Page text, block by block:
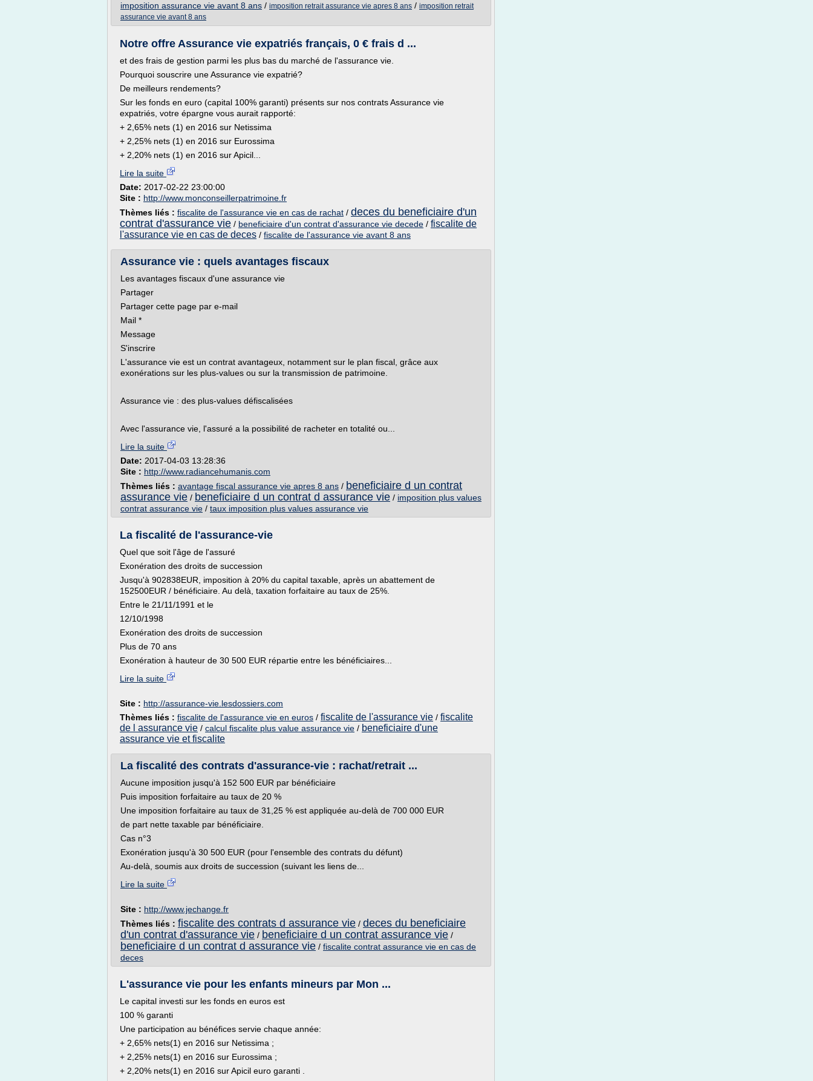
imposition assurance vie avant 8 ans / imposition retrait assurance vie apres 8 ans / imposition retrait
assurance vie avant 8 ans
Notre offre Assurance vie expatriés français, 0 € frais d ...
et des frais de gestion parmi les plus bas du marché de l'assurance vie.
Pourquoi souscrire une Assurance vie expatrié?
De meilleurs rendements?
Sur les fonds en euro (capital 100% garanti) présents sur nos contrats Assurance vie
expatriés, votre épargne vous aurait rapporté:
+ 2,65% nets (1) en 2016 sur Netissima
+ 2,25% nets (1) en 2016 sur Eurossima
+ 2,20% nets (1) en 2016 sur Apicil...
Lire la suite
Date: 2017-02-22 23:00:00
Site : http://www.monconseillerpatrimoine.fr
Thèmes liés : fiscalite de l'assurance vie en cas de rachat / deces du beneficiaire d'un
contrat d'assurance vie / beneficiaire d'un contrat d'assurance vie decede / fiscalite de
l'assurance vie en cas de deces / fiscalite de l'assurance vie avant 8 ans
Assurance vie : quels avantages fiscaux
Les avantages fiscaux d'une assurance vie
Partager
Partager cette page par e-mail
Mail *
Message
S'inscrire
L'assurance vie est un contrat avantageux, notamment sur le plan fiscal, grâce aux
exonérations sur les plus-values ou sur la transmission de patrimoine.
Assurance vie : des plus-values défiscalisées
Avec l'assurance vie, l'assuré a la possibilité de racheter en totalité ou...
Lire la suite
Date: 2017-04-03 13:28:36
Site : http://www.radiancehumanis.com
Thèmes liés : avantage fiscal assurance vie apres 8 ans / beneficiaire d un contrat
assurance vie / beneficiaire d un contrat d assurance vie / imposition plus values
contrat assurance vie / taux imposition plus values assurance vie
La fiscalité de l'assurance-vie
Quel que soit l'âge de l'assuré
Exonération des droits de succession
Jusqu'à 902838EUR, imposition à 20% du capital taxable, après un abattement de
152500EUR / bénéficiaire. Au delà, taxation forfaitaire au taux de 25%.
Entre le 21/11/1991 et le
12/10/1998
Exonération des droits de succession
Plus de 70 ans
Exonération à hauteur de 30 500 EUR répartie entre les bénéficiaires...
Lire la suite
Site : http://assurance-vie.lesdossiers.com
Thèmes liés : fiscalite de l'assurance vie en euros / fiscalite de l'assurance vie / fiscalite
de l assurance vie / calcul fiscalite plus value assurance vie / beneficiaire d'une
assurance vie et fiscalite
La fiscalité des contrats d'assurance-vie : rachat/retrait ...
Aucune imposition jusqu'à 152 500 EUR par bénéficiaire
Puis imposition forfaitaire au taux de 20 %
Une imposition forfaitaire au taux de 31,25 % est appliquée au-delà de 700 000 EUR
de part nette taxable par bénéficiaire.
Cas n°3
Exonération jusqu'à 30 500 EUR (pour l'ensemble des contrats du défunt)
Au-delà, soumis aux droits de succession (suivant les liens de...
Lire la suite
Site : http://www.jechange.fr
Thèmes liés : fiscalite des contrats d assurance vie / deces du beneficiaire
d'un contrat d'assurance vie / beneficiaire d un contrat assurance vie /
beneficiaire d un contrat d assurance vie / fiscalite contrat assurance vie en cas de
deces
L'assurance vie pour les enfants mineurs par Mon ...
Le capital investi sur les fonds en euros est
100 % garanti
Une participation au bénéfices servie chaque année:
+ 2,65% nets(1) en 2016 sur Netissima ;
+ 2,25% nets(1) en 2016 sur Eurossima ;
+ 2,20% nets(1) en 2016 sur Apicil euro garanti .